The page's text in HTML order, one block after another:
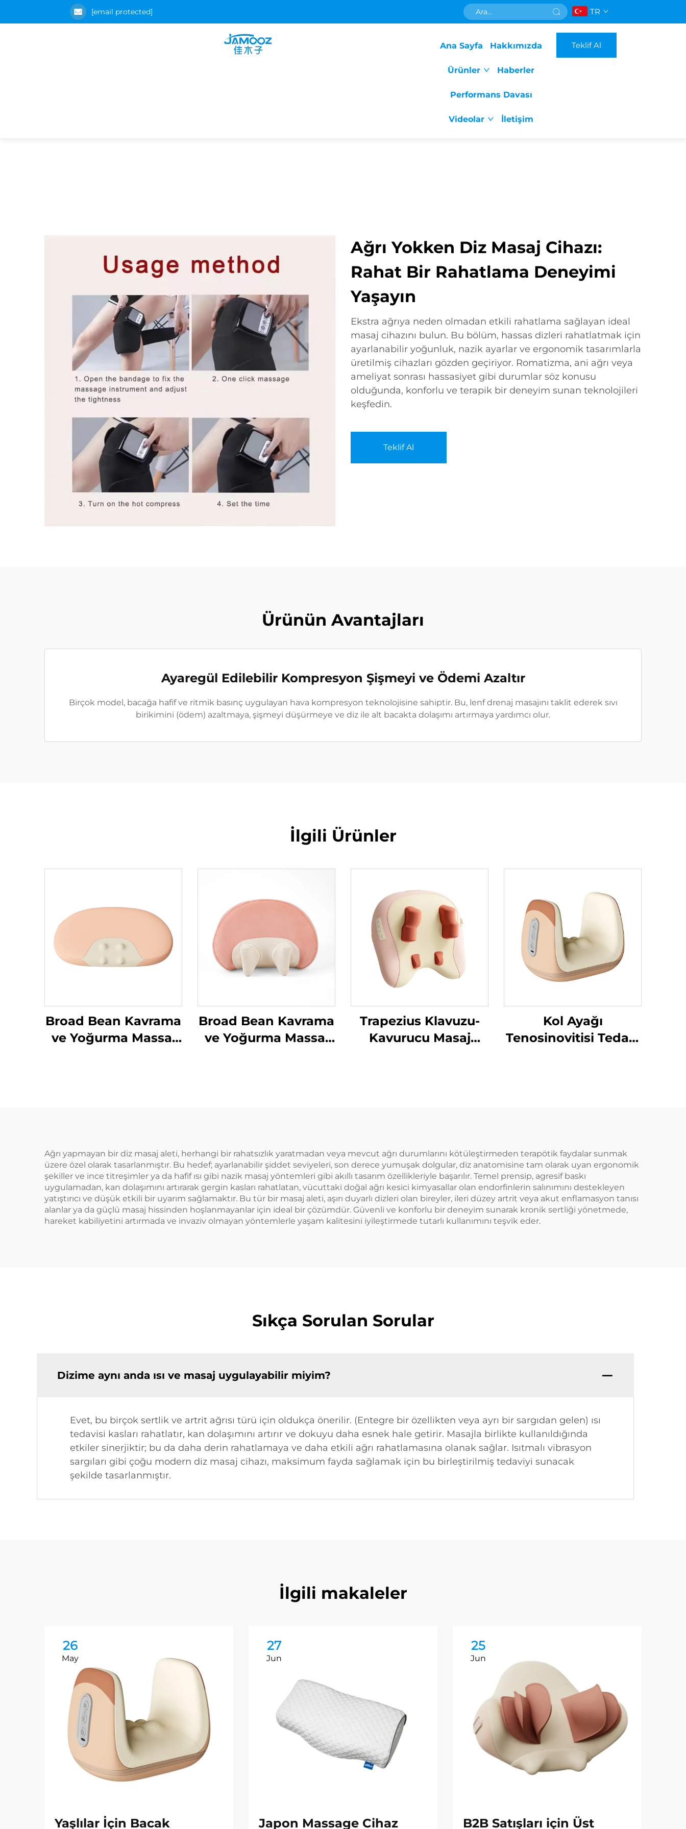
[email protected] TR
Ana Sayfa Hakkımızda
Ürünler Haberler
Performans Davası
Videolar İletişim
Teklif Al
Ağrı Yokken Diz Masaj Cihazı:
Rahat Bir Rahatlama Deneyimi
Yaşayın
Ekstra ağrıya neden olmadan etkili rahatlama sağlayan ideal
masaj cihazını bulun. Bu bölüm, hassas dizleri rahatlatmak için
ayarlanabilir yoğunluk, nazik ayarlar ve ergonomik tasarımlarla
üretilmiş cihazları gözden geçiriyor. Romatizma, ani ağrı veya
ameliyat sonrası hassasiyet gibi durumlar söz konusu
olduğunda, konforlu ve terapik bir deneyim sunan teknolojileri
keşfedin.
Teklif Al
Ürünün Avantajları
Ayaregül Edilebilir Kompresyon Şişmeyi ve Ödemi Azaltır
Birçok model, bacağa hafif ve ritmik basınç uygulayan hava kompresyon teknolojisine sahiptir. Bu, lenf drenaj masajını taklit ederek sıvı
birikimini (ödem) azaltmaya, şişmeyi düşürmeye ve diz ile alt bacakta dolaşımı artırmaya yardımcı olur.
İlgili Ürünler
Broad Bean Kavrama
ve Yoğurma Massaj
Broad Bean Kavrama
ve Yoğurma Massaj
Trapezius Klavuzu-
Kavurucu Masaj
Kol Ayağı
Tenosinovitisi Tedavi
Ağrı yapmayan bir diz masaj aleti, herhangi bir rahatsızlık yaratmadan veya mevcut ağrı durumlarını kötüleştirmeden terapötik faydalar sunmak
üzere özel olarak tasarlanmıştır. Bu hedef; ayarlanabilir şiddet seviyeleri, son derece yumuşak dolgular, diz anatomisine tam olarak uyan ergonomik
şekiller ve ince titreşimler ya da hafif ısı gibi nazik masaj yöntemleri gibi akıllı tasarım özellikleriyle başarılır. Temel prensip, agresif baskı
uygulamadan, kan dolaşımını artırarak gergin kasları rahatlatan, vücuttaki doğal ağrı kesici kimyasallar olan endorfinlerin salınımını destekleyen
yatıştırıcı ve düşük etkili bir uyarım sağlamaktır. Bu tür bir masaj aleti, aşırı duyarlı dizleri olan bireyler, ileri düzey artrit veya akut enflamasyon tanısı
alanlar ya da güçlü masaj hissinden hoşlanmayanlar için ideal bir çözümdür. Güvenli ve konforlu bir deneyim sunarak kronik sertliği yönetmede,
hareket kabiliyetini artırmada ve invaziv olmayan yöntemlerle yaşam kalitesini iyileştirmede tutarlı kullanımını teşvik eder.
Sıkça Sorulan Sorular
Dizime aynı anda ısı ve masaj uygulayabilir miyim?
Evet, bu birçok sertlik ve artrit ağrısı türü için oldukça önerilir. (Entegre bir özellikten veya ayrı bir sargıdan gelen) ısı
tedavisi kasları rahatlatır, kan dolaşımını artırır ve dokuyu daha esnek hale getirir. Masajla birlikte kullanıldığında
etkiler sinerjiktir; bu da daha derin rahatlamaya ve daha etkili ağrı rahatlamasına olanak sağlar. Isıtmalı vibrasyon
sargıları gibi çoğu modern diz masaj cihazı, maksimum fayda sağlamak için bu birleştirilmiş tedaviyi sunacak
şekilde tasarlanmıştır.
İlgili makaleler
26
May
Yaşlılar İçin Bacak
27
Jun
Japon Massage Cihaz
25
Jun
B2B Satışları için Üst